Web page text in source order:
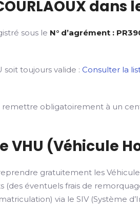
dans
sous le N° d’agrément :
soit toujours valide : Consulter la
remettre obligatoirement à un
VHU (Véhicule
gratuitement les
(des éventuels frais de
via le SIV (Système